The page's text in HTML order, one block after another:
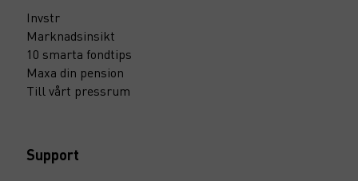
Invstr
Marknadsinsikt
10 smarta fondtips
Maxa din pension
Till vårt pressrum
Support